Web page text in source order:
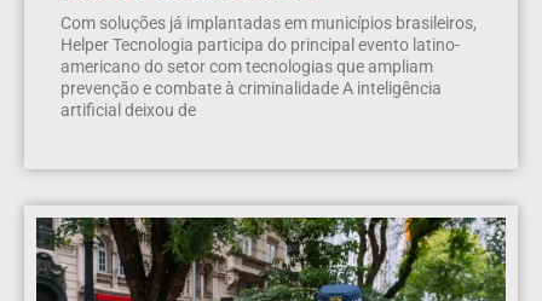
Com soluções já implantadas em municípios brasileiros,
Helper Tecnologia participa do principal evento latino-
americano do setor com tecnologias que ampliam
prevenção e combate à criminalidade A inteligência
artificial deixou de